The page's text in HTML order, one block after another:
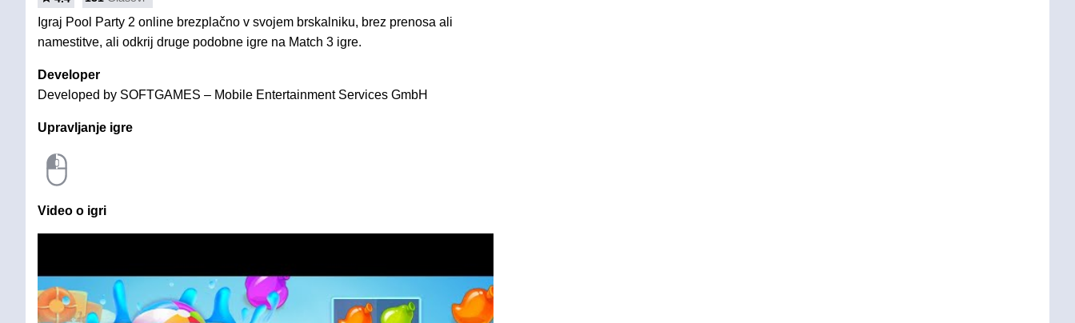
Igraj Pool Party 2 online brezplačno v svojem brskalniku, brez prenosa ali
namestitve, ali odkrij druge podobne igre na Match 3 igre.
Developer
Developed by SOFTGAMES – Mobile Entertainment Services GmbH
Upravljanje igre
Video o igri